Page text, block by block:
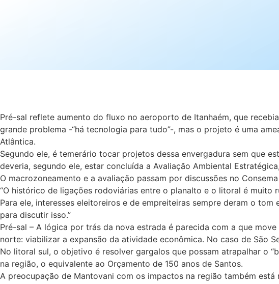
Pré-sal reflete aumento do fluxo no aeroporto de Itanhaém, que
grande problema -“há tecnologia para tudo”-, mas o projeto é uma
Atlântica.
Segundo ele, é temerário tocar projetos dessa envergadura sem que
deveria, segundo ele, estar concluída a Avaliação Ambiental
O macrozoneamento e a avaliação passam por discussões no
“O histórico de ligações rodoviárias entre o planalto e o litoral é muito
Para ele, interesses eleitoreiros e de empreiteiras sempre deram o
para discutir isso.”
Pré-sal – A lógica por trás da nova estrada é parecida com a que
norte: viabilizar a expansão da atividade econômica. No caso de São
No litoral sul, o objetivo é resolver gargalos que possam atrapalhar o
na região, o equivalente ao Orçamento de 150 anos de Santos.
A preocupação de Mantovani com os impactos na região também